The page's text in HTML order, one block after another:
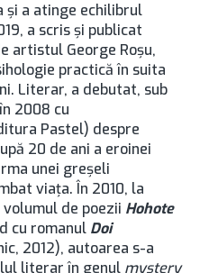
și a atinge echilibrul
a scris și publicat
artistul George Roșu,
practică în suita
Literar, a debutat, sub
2008 cu
Pastel) despre
20 de ani a eroinei
unei greșeli
viața. În 2010, la
de poezii Hohote
cu romanul Doi
2012), autoarea s-a
literar în genul mystery